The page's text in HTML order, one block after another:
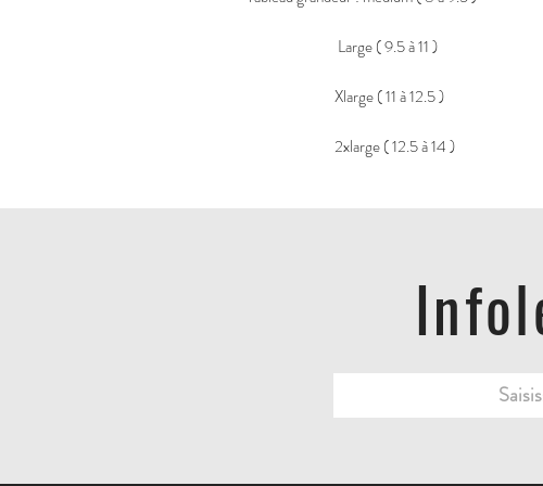
Large ( 9.5 à 11 )
Xlarge ( 11 à 12.5 )
2xlarge ( 12.5 à 14 )